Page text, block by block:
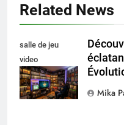
Related News
salle de jeu
video
collectionneur
Mika